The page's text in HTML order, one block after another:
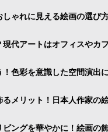
しゃれに見える絵画の選び
代アートはオフィスやカ
色彩を意識した空間演出
メリット！日本人作家の
ングを華やかに！絵画の